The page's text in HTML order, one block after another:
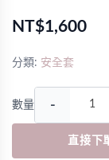
NT$1,600
分類: 安全套
數量 -
直接下